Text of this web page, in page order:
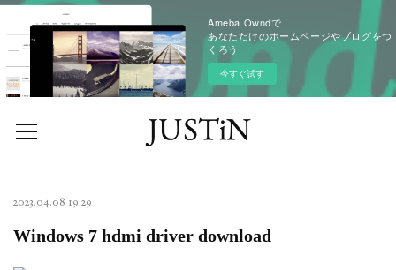
Ameba Owndで
あなただけのホームページやブログをつ
くろう
今すぐ試す
2023.04.08 19:29
Windows 7 hdmi driver download